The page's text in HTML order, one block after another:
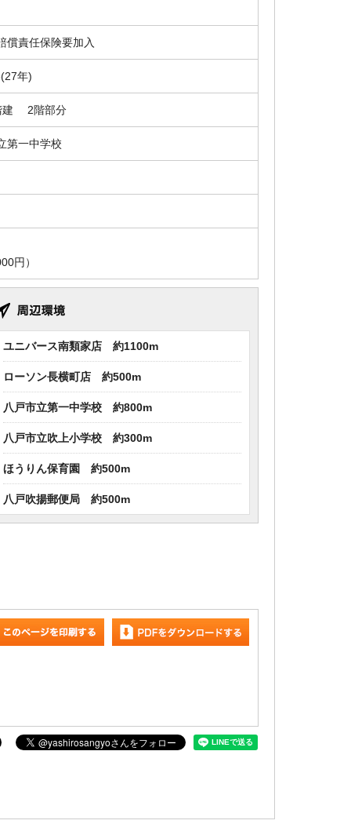
償責任保険要加入
年)
建 2階部分
第一中学校
円）
ユニバース南類家店 約1100m
ローソン長横町店 約500m
八戸市立第一中学校 約800m
八戸市立吹上小学校 約300m
ほうりん保育園 約500m
八戸吹揚郵便局 約500m